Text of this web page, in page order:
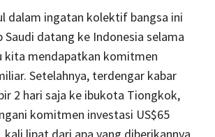
dalam ingatan kolektif bangsa ini
Saudi datang ke Indonesia selama
kita mendapatkan komitmen
Setelahnya, terdengar kabar
2 hari saja ke ibukota Tiongkok,
komitmen investasi US$65